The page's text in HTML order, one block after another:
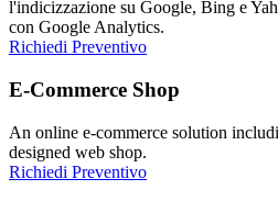
l'indicizzazione su Google, Bing e
con Google Analytics.
Richiedi Preventivo
E-Commerce Shop
An online e-commerce solution
designed web shop.
Richiedi Preventivo